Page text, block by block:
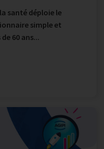
santé déploie le
simple et
60 ans...